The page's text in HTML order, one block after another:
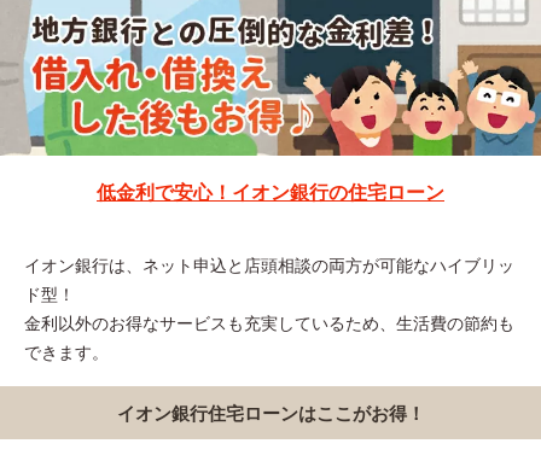
低金利で安心！イオン銀行の住宅ローン
イオン銀行は、ネット申込と店頭相談の両方が可能なハイブリッ
ド型！
金利以外のお得なサービスも充実しているため、生活費の節約も
できます。
イオン銀行住宅ローンはここがお得！